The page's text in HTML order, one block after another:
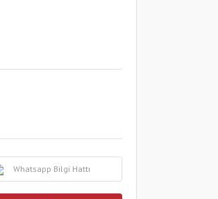
Whatsapp Bilgi Hattı